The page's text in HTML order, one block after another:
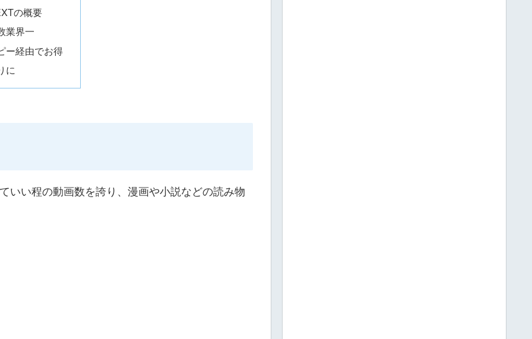
の概要
業界一
ー経由でお得
に
いい程の動画数を誇り、漫画や小説などの読み物